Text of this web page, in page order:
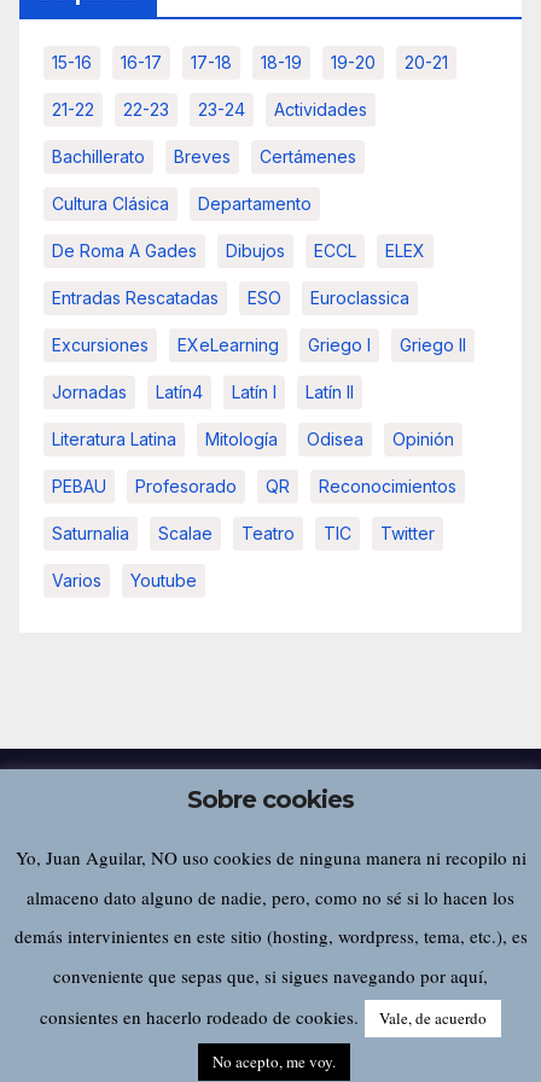
15-16 16-17 17-18 18-19 19-20 20-21
21-22 22-23 23-24 Actividades
Bachillerato Breves Certámenes
Cultura Clásica Departamento
De Roma A Gades Dibujos ECCL ELEX
Entradas Rescatadas ESO Euroclassica
Excursiones EXeLearning Griego I Griego II
Jornadas Latín4 Latín I Latín II
Literatura Latina Mitología Odisea Opinión
PEBAU Profesorado QR Reconocimientos
Saturnalia Scalae Teatro TIC Twitter
Varios Youtube
Juan Aguilar
Funciona gracias a WordPress|Tema:Newsupde Themeansar
HomeSobre este sitio…
Sobre cookies
Yo, Juan Aguilar, NO uso cookies de ninguna manera ni recopilo ni
almaceno dato alguno de nadie, pero, como no sé si lo hacen los
demás intervinientes en este sitio (hosting, wordpress, tema, etc.), es
conveniente que sepas que, si sigues navegando por aquí,
consientes en hacerlo rodeado de cookies.
Vale, de acuerdo
No acepto, me voy.